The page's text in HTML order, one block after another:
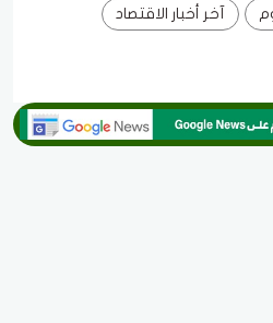
آخر أخبار الاقتصاد